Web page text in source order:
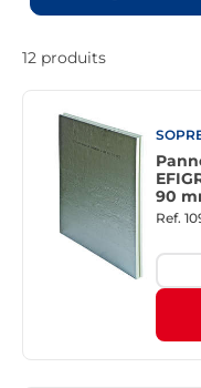
12 produits
90
Ref.